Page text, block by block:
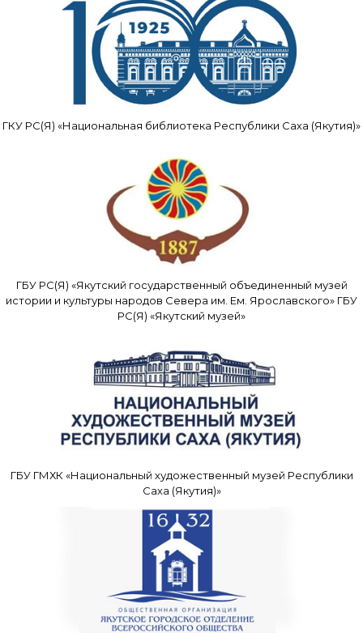
ГКУ РС(Я) «Национальная библиотека Республики Саха (Якутия)»
ГБУ РС(Я) «Якутский государственный объединенный музей
истории и культуры народов Севера им. Ем. Ярославского» ГБУ
РС(Я) «Якутский музей»
ГБУ ГМХК «Национальный художественный музей Республики
Саха (Якутия)»